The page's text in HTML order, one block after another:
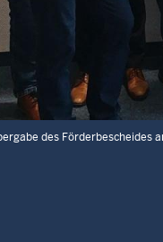
des